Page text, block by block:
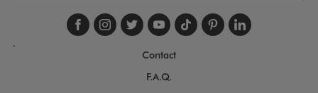
Suivez-nous sur
Suivez-nous sur
Suivez-nous sur
Suivez-nous
Suivez-nous
Suivez-
.
Contact
F.A.Q.